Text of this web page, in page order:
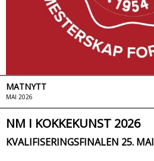
MATNYTT
MAI 2026
NM I KOKKEKUNST 2026
KVALIFISERINGSFINALEN 25. MAI